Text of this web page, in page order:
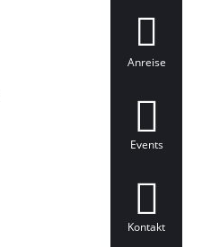
t
Anreise
Events
Kontakt